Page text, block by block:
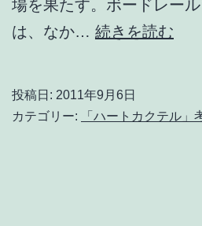
場を果たす。ボードレー
は、なか… 続きを読む
カ
投稿日: 2011年9月6日
カテゴリー:
「ハートカクテル」